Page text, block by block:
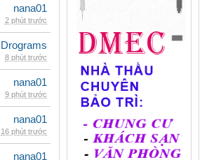
nana01
2 phút trước
Drograms
8 phút trước
nana01
9 phút trước
nana01
16 phút trước
nana01